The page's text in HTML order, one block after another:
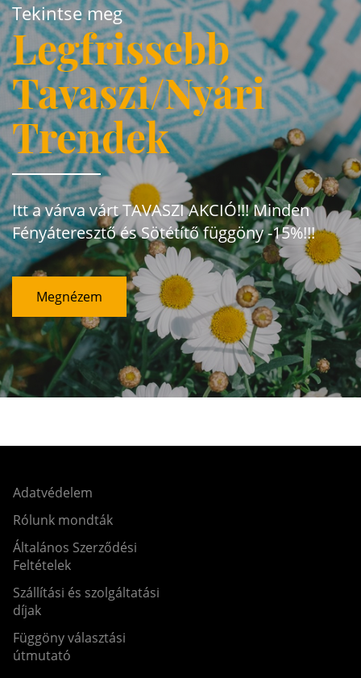
Tekintse meg
Legfrissebb
Tavaszi/Nyári
Trendek
Itt a várva várt TAVASZI AKCIÓ!!! Minden
Fényáteresztő és Sötétítő függöny -15%!!!
Megnézem
Adatvédelem
Rólunk mondták
Általános Szerződési
Feltételek
Szállítási és szolgáltatási
díjak
Függöny választási
útmutató